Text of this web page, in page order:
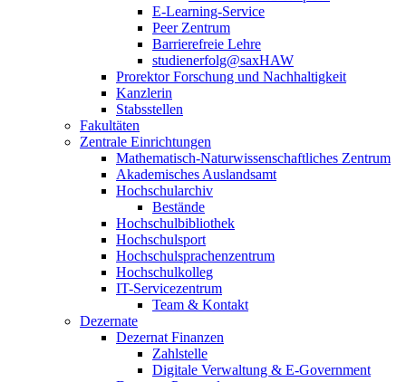
E-Learning-Service
Peer Zentrum
Barrierefreie Lehre
studienerfolg@saxHAW
Prorektor Forschung und Nachhaltigkeit
Kanzlerin
Stabsstellen
Fakultäten
Zentrale Einrichtungen
Mathematisch-Naturwissenschaftliches Zentrum
Akademisches Auslandsamt
Hochschularchiv
Bestände
Hochschulbibliothek
Hochschulsport
Hochschulsprachenzentrum
Hochschulkolleg
IT-Servicezentrum
Team & Kontakt
Dezernate
Dezernat Finanzen
Zahlstelle
Digitale Verwaltung & E-Government